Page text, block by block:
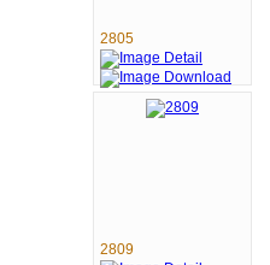
2805
2809